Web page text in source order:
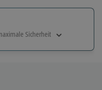
Sicherheit